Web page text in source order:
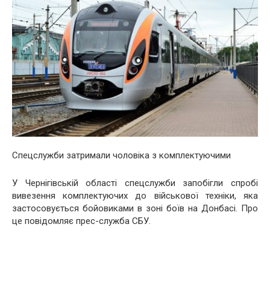
Спецслужби затримали чоловіка з комплектуючими
У Чернігівській області спецслужби запобігли спробі
вивезення комплектуючих до військової техніки, яка
застосовується бойовиками в зоні боїв на Донбасі. Про
це повідомляє прес-служба СБУ.